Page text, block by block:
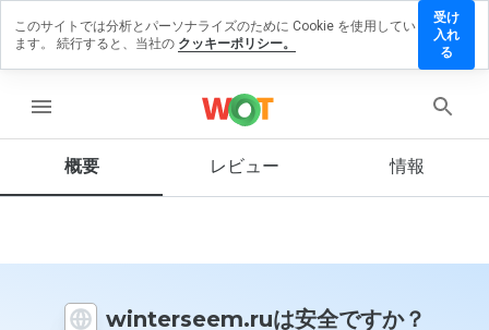
menu
概要 レビュー 情報
winterseem.ruは安全ですか？
ューを
この
イト
このサイトでは分析とパーソナライズのために Cookie を使用してい
ます。 続行すると、当社の クッキーポリシー。
受け
入れ
る